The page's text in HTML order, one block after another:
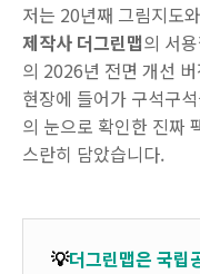
저는 20년째 그림지도
제작사 더그린맵의 서
의 2026년 전면 개선
현장에 들어가 구석구
의 눈으로 확인한 진짜
스란히 담았습니다.
💡더그린맵은 국립